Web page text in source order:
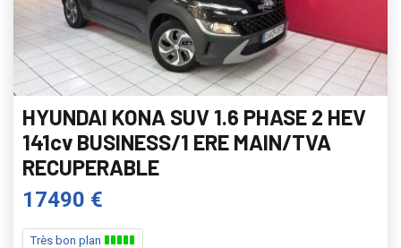
HYUNDAI KONA SUV 1.6 PHASE 2 HEV
141cv BUSINESS/1 ERE MAIN/TVA
RECUPERABLE
17490 €
Très bon plan